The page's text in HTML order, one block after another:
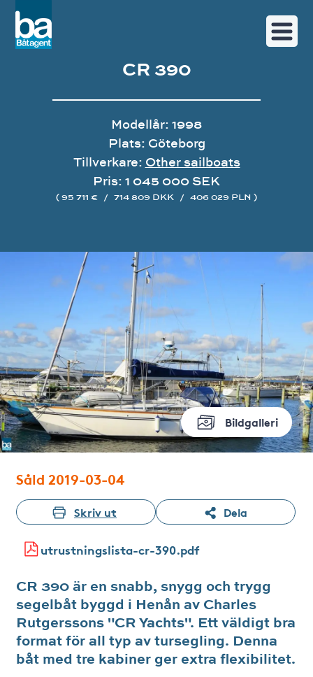
Bildgalleri
CR 390
Modellår: 1998
Plats: Göteborg
Tillverkare: Other sailboats
Pris: 1 045 000 SEK
( 95 711 € / 714 809 DKK / 406 029 PLN )
Såld 2019-03-04
Skriv ut Dela
utrustningslista-cr-390.pdf
CR 390 är en snabb, snygg och trygg
segelbåt byggd i Henån av Charles
Rutgerssons "CR Yachts". Ett väldigt bra
format för all typ av tursegling. Denna
båt med tre kabiner ger extra flexibilitet.